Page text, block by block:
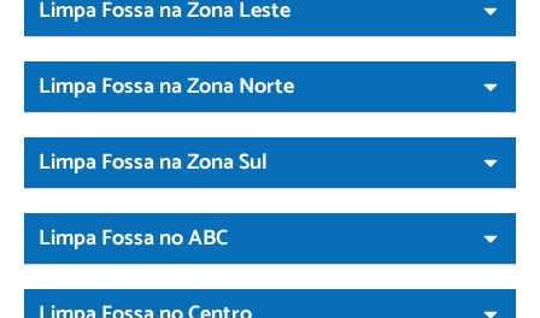
Limpa Fossa na Zona Leste
Limpa Fossa na Zona Norte
Limpa Fossa na Zona Sul
Limpa Fossa no ABC